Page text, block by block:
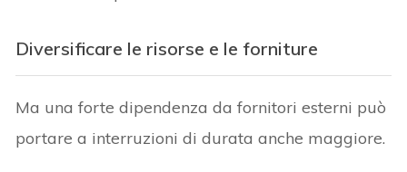
Diversificare le risorse e le forniture
Ma una forte dipendenza da fornitori esterni può
portare a interruzioni di durata anche maggiore.